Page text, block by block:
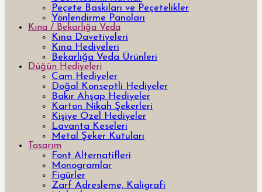
Peçete Baskıları ve Peçetelikler
Yönlendirme Panoları
Kına / Bekarlığa Veda
Kına Davetiyeleri
Kına Hediyeleri
Bekarlığa Veda Ürünleri
Düğün Hediyeleri
Cam Hediyeler
Doğal Konseptli Hediyeler
Bakır Ahşap Hediyeler
Karton Nikah Şekerleri
Kişiye Özel Hediyeler
Lavanta Keseleri
Metal Şeker Kutuları
Tasarım
Font Alternatifleri
Monogramlar
Figürler
Zarf Adresleme, Kaligrafi